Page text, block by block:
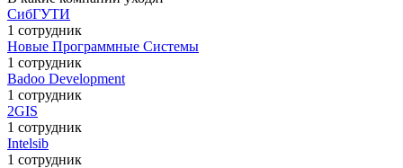
СибГУТИ
1 сотрудник
Новые Программные Системы
1 сотрудник
Badoo Development
1 сотрудник
2GIS
1 сотрудник
Intelsib
1 сотрудник